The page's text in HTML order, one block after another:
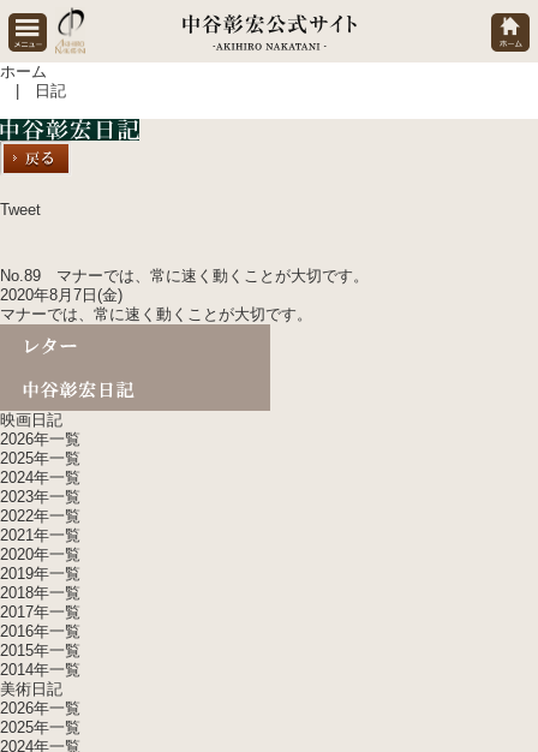
ホーム
| 日記
Tweet
No.89 マナーでは、常に速く動くことが大切です。
2020年8月7日(金)
マナーでは、常に速く動くことが大切です。
映画日記
2026年一覧
2025年一覧
2024年一覧
2023年一覧
2022年一覧
2021年一覧
2020年一覧
2019年一覧
2018年一覧
2017年一覧
2016年一覧
2015年一覧
2014年一覧
美術日記
2026年一覧
2025年一覧
2024年一覧